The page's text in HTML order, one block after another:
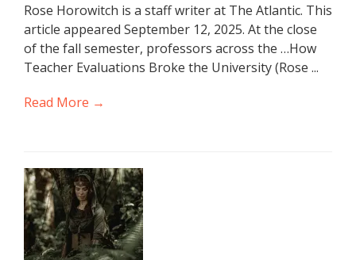
Rose Horowitch is a staff writer at The Atlantic. This
article appeared September 12, 2025. At the close
of the fall semester, professors across the …How
Teacher Evaluations Broke the University (Rose ...
Read More →